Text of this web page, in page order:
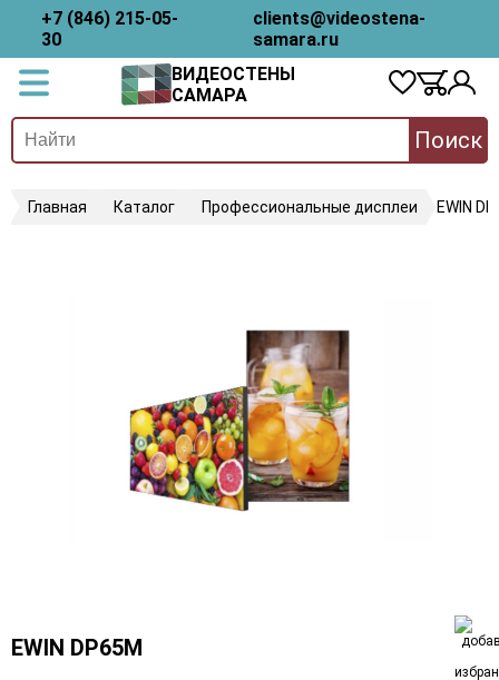
+7 (846) 215-05-
30
clients@videostena-
samara.ru
ВИДЕОСТЕНЫ
САМАРА
Поиск
Главная Каталог Профессиональные дисплеи EWIN
EWIN DP65M